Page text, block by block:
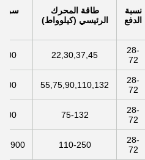
نسبة
الدفع
طاقة المحرك
الرئيسي (كيلوواط)
28-
72
22,30,37,45
28-
72
55,75,90,110,132
28-
72
75-132
28-
72
110-250